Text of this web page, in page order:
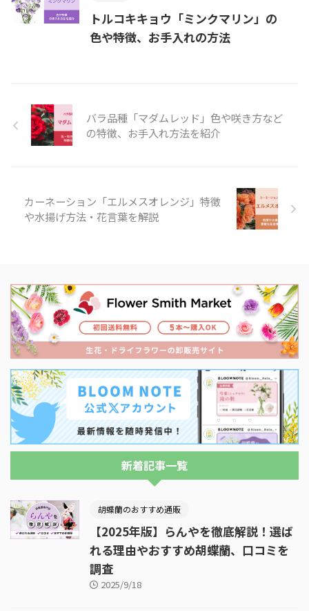
トルコキキョウ「ミンクマリン」の
色や特徴、お手入れの方法
バラ品種「マダムレッド」色や咲き方など
の特徴、お手入れ方法を紹介
カーネーション「エルメスオレンジ」特徴
や水揚げ方法・花言葉を解説
新着記事一覧
胡蝶蘭のおすすめ通販
【2025年版】らんやを徹底解説！選ば
れる理由やおすすめ胡蝶蘭、口コミを
調査
2025/9/18